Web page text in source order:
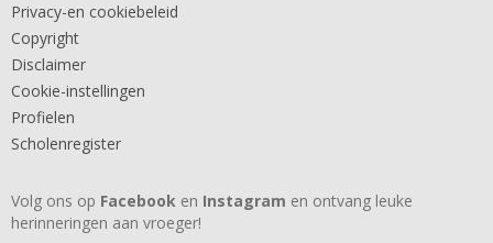
Privacy-en cookiebeleid
Copyright
Disclaimer
Cookie-instellingen
Profielen
Scholenregister
Volg ons op Facebook en Instagram en ontvang leuke
herinneringen aan vroeger!